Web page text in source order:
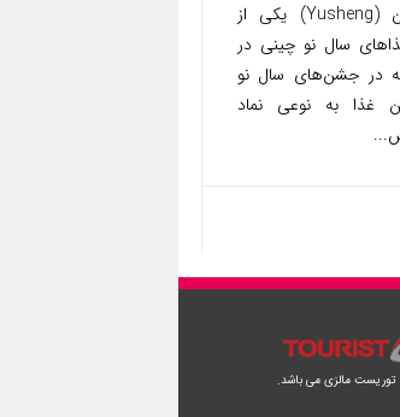
توریست مالزی – یوشن (Yusheng) یکی از
سال نو چینی در
در جشن‌های سال نو
غذا به نوعی نماد
توریست مالزی می باشد.